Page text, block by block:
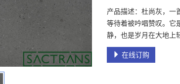
产品描述：杜尚灰，一
等待着被吟唱赞叹。它
静，也是岁月在大地上
在线订购